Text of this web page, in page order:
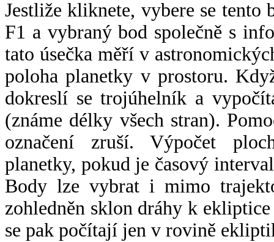
Jestliže kliknete, vybere se tento
F1 a vybraný bod společně s
tato úsečka měří v
poloha planetky v prostoru.
dokreslí se trojúhelník a
(známe délky všech stran).
označení zruší. Výpočet
planetky, pokud je časový
Body lze vybrat i mimo
zohledněn sklon dráhy k
se pak počítají jen v rovině